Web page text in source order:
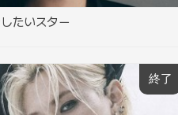
たいスター
終了